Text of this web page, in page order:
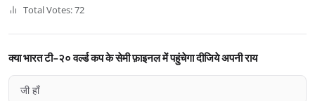
Total Votes: 72
क्या भारत टी-२० वर्ल्ड कप के सेमी फ़ाइनल में पहुंचेगा दीजिये अपनी राय
जी हाँ